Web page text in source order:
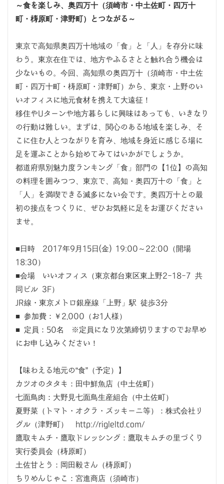
～食を楽しみ、奥四万十（須崎市・中土佐町・四万十
町・梼原町・津野町）とつながる～
東京で高知県奥四万十地域の「食」と「人」を存分に味
わう。東京在住では、地方やふるさとと触れ合う機会は
少ないもの。今回、高知県の奥四万十（須崎市・中土佐
町・四万十町・梼原町・津野町）から、東京・上野のい
いオフィスに地元食材を携えて大遠征！
移住やUターンや地方暮らしに興味はあっても、いきなり
の行動は難しい。まずは、関心のある地域を楽しみ、そ
こに住む人とつながりを育み、地域を身近に感じる場に
足を運ぶことから始めてみてはいかがでしょうか。
都道府県別魅力度ランキング「食」部門の【1位】の高知
の料理を囲みつつ、東京で、高知・奥四万十の「食」と
「人」を満喫できる滅多にない会です。奥四万十との最
初の接点をつくりに、ぜひお気軽に足をお運びください
ませ。
■日時 2017年9月15日(金) 19:00～22:00（開場
18:30）
■会場 いいオフィス（東京都台東区東上野2-18-7 共
同ビル 3F）
JR線・東京メトロ銀座線「上野」駅 徒歩3分
■ 参加費：￥2,000（お1人様）
■ 定員：50名 ※定員になり次第締切りますのでお早め
にお申し込みください！
【味わえる地元の“食”（予定）】
カツオのタタキ：田中鮮魚店（中土佐町）
七面鳥肉：大野見七面鳥生産組合（中土佐町）
夏野菜（トマト・オクラ・ズッキーニ等）：株式会社リ
グル（津野町） http://rigleltd.com/
鷹取キムチ・鷹取ドレッシング：鷹取キムチの里づくり
実行委員会（梼原町）
土佐甘とう：岡田毅さん（梼原町）
ちりめんじゃこ：宮進商店（須崎市）